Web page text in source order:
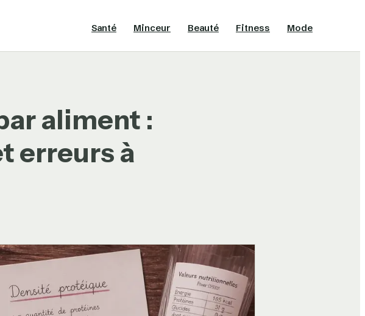
Santé Minceur Beauté Fitness Mode
aliment :
erreurs à